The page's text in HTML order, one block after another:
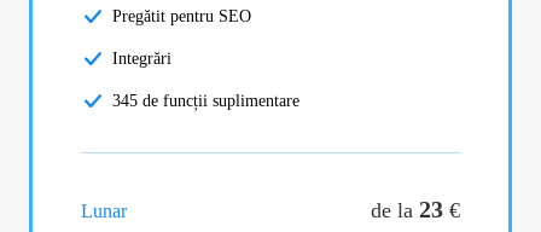
Pregătit pentru SEO
Integrări
345 de funcții suplimentare
Lunar de la 23 €